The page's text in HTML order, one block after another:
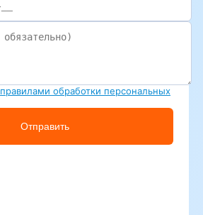
правилами обработки персональных
Отправить